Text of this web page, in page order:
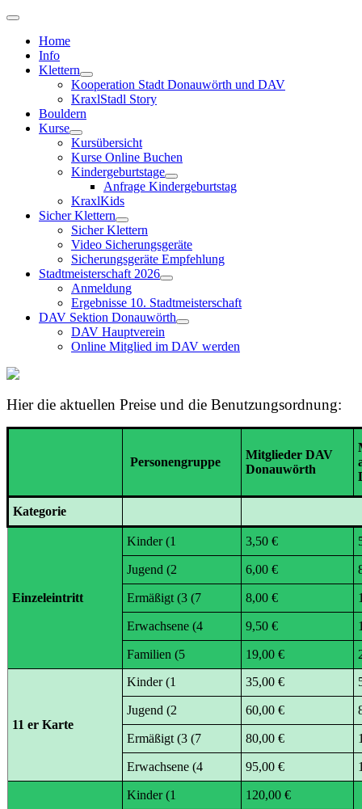
Home
Info
Klettern
Kooperation Stadt Donauwörth und DAV
KraxlStadl Story
Bouldern
Kurse
Kursübersicht
Kurse Online Buchen
Kindergeburtstage
Anfrage Kindergeburtstag
KraxlKids
Sicher Klettern
Sicher Klettern
Video Sicherungsgeräte
Sicherungsgeräte Empfehlung
Stadtmeisterschaft 2026
Anmeldung
Ergebnisse 10. Stadtmeisterschaft
DAV Sektion Donauwörth
DAV Hauptverein
Online Mitglied im DAV werden
Hier die aktuellen Preise und die Benutzungsordnung:
Personengruppe
Mitglieder DAV
Donauwörth
Kategorie
Einzeleintritt
Kinder (1 3,50 €
Jugend (2 6,00 €
Ermäßigt (3 (7 8,00 €
Erwachsene (4 9,50 €
Familien (5 19,00 €
11 er Karte
Kinder (1 35,00 €
Jugend (2 60,00 €
Ermäßigt (3 (7 80,00 €
Erwachsene (4 95,00 €
Kinder (1 120,00 €